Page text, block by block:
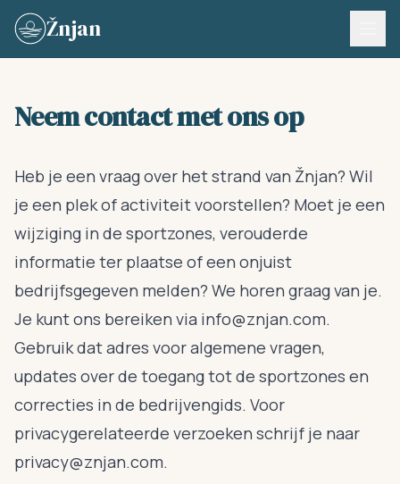
Skip to content
Žnjan
Neem contact met ons op
Heb je een vraag over het strand van Žnjan? Wil
je een plek of activiteit voorstellen? Moet je een
wijziging in de sportzones, verouderde
informatie ter plaatse of een onjuist
bedrijfsgegeven melden? We horen graag van je.
Je kunt ons bereiken via info@znjan.com.
Gebruik dat adres voor algemene vragen,
updates over de toegang tot de sportzones en
correcties in de bedrijvengids. Voor
privacygerelateerde verzoeken schrijf je naar
privacy@znjan.com.